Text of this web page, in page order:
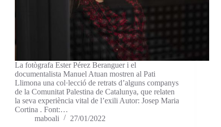
La fotògrafa Ester Pérez Beranguer i el
documentalista Manuel Atuan mostren al Pati
Llimona una col·lecció de retrats d’alguns companys
de la Comunitat Palestina de Catalunya, que relaten
la seva experiència vital de l’exili Autor: Josep Maria
Cortina . Font:…
maboali
27/01/2022